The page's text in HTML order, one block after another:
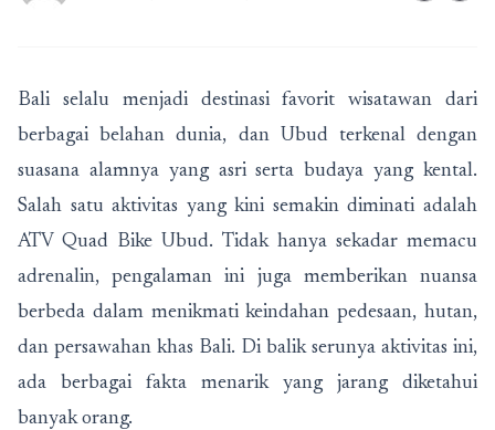
Bali selalu menjadi destinasi favorit wisatawan dari
berbagai belahan dunia, dan Ubud terkenal dengan
suasana alamnya yang asri serta budaya yang kental.
Salah satu aktivitas yang kini semakin diminati adalah
ATV Quad Bike Ubud. Tidak hanya sekadar memacu
adrenalin, pengalaman ini juga memberikan nuansa
berbeda dalam menikmati keindahan pedesaan, hutan,
dan persawahan khas Bali. Di balik serunya aktivitas ini,
ada berbagai fakta menarik yang jarang diketahui
banyak orang.